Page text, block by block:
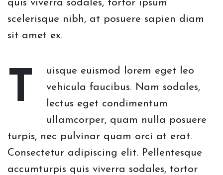
quis viverra sodales, tortor ipsum
scelerisque nibh, at posuere sapien diam
sit amet ex.
T
uisque euismod lorem eget leo
vehicula faucibus. Nam sodales,
lectus eget condimentum
ullamcorper, quam nulla posuere
turpis, nec pulvinar quam orci at erat.
Consectetur adipiscing elit. Pellentesque
accumturpis quis viverra sodales, tortor